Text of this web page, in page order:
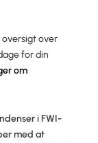
over
for din
om
i FWI-
med at